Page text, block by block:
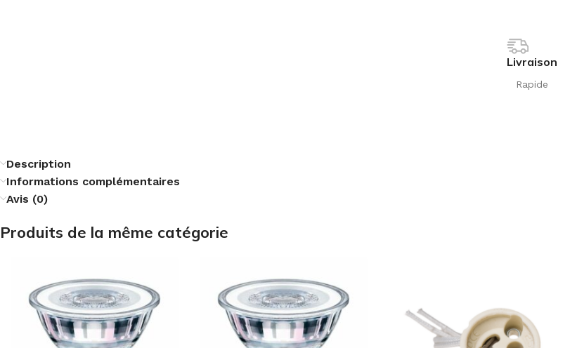
Livraison
Rapide
Description
Informations complémentaires
Avis (0)
Produits de la même catégorie